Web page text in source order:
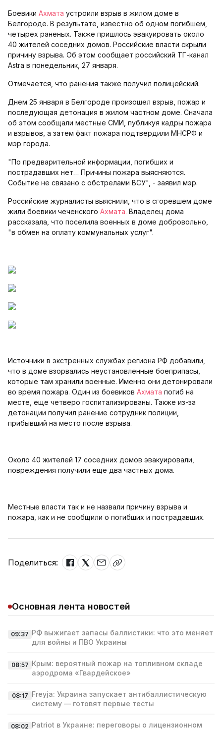
Боевики Ахмата устроили взрыв в жилом доме в
Белгороде. В результате, известно об одном погибшем,
четырех раненых. Также пришлось эвакуировать около
40 жителей соседних домов. Российские власти скрыли
причину взрыва. Об этом сообщает российский ТГ-канал
Astra в понедельник, 27 января.
Отмечается, что ранения также получил полицейский.
Днем 25 января в Белгороде произошел взрыв, пожар и
последующая детонация в жилом частном доме. Сначала
об этом сообщали местные СМИ, публикуя кадры пожара
и взрывов, а затем факт пожара подтвердили МНСРФ и
мэр города.
"По предварительной информации, погибших и
пострадавших нет… Причины пожара выясняются.
Событие не связано с обстрелами ВСУ", - заявил мэр.
Российские журналисты выяснили, что в сгоревшем доме
жили боевики чеченского Ахмата. Владелец дома
рассказала, что поселила военных в доме добровольно,
"в обмен на оплату коммунальных услуг".
Источники в экстренных службах региона РФ добавили,
что в доме взорвались неустановленные боеприпасы,
которые там хранили военные. Именно они детонировали
во время пожара. Один из боевиков Ахмата погиб на
месте, еще четверо госпитализированы. Также из-за
детонации получил ранение сотрудник полиции,
прибывший на место после взрыва.
Около 40 жителей 17 соседних домов эвакуировали,
повреждения получили еще два частных дома.
Местные власти так и не назвали причину взрыва и
пожара, как и не сообщили о погибших и пострадавших.
Поделиться:
Основная лента новостей
09:37 РФ выжигает запасы баллистики: что это меняет
для войны и ПВО Украины
08:57 Крым: вероятный пожар на топливном складе
аэродрома «Гвардейское»
08:17 Freyja: Украина запускает антибаллистическую
систему — готовят первые тесты
08:02 Patriot в Украине: переговоры о лицензионном